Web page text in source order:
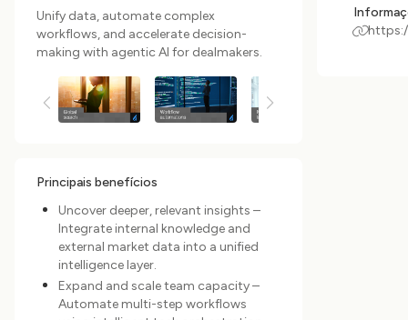
Unify data, automate complex
workflows, and accelerate decision-
making with agentic AI for dealmakers.
Principais benefícios
Uncover deeper, relevant insights –
Integrate internal knowledge and
external market data into a unified
intelligence layer.
Expand and scale team capacity –
Automate multi-step workflows